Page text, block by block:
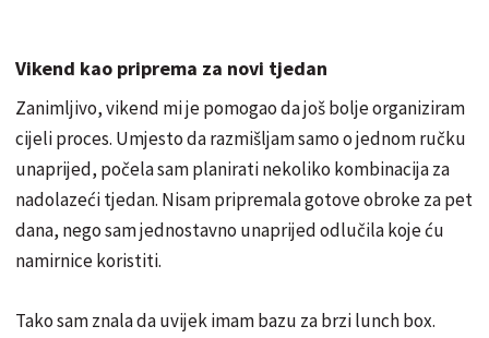
Vikend kao priprema za novi tjedan
Zanimljivo, vikend mi je pomogao da još bolje organiziram
cijeli proces. Umjesto da razmišljam samo o jednom ručku
unaprijed, počela sam planirati nekoliko kombinacija za
nadolazeći tjedan. Nisam pripremala gotove obroke za pet
dana, nego sam jednostavno unaprijed odlučila koje ću
namirnice koristiti.
Tako sam znala da uvijek imam bazu za brzi lunch box.